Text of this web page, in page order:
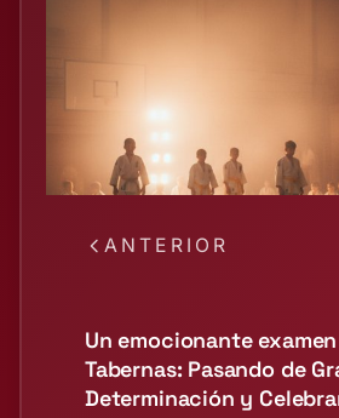
ANTERIOR
Un emocionante
Tabernas: Pasando de
Determinación y